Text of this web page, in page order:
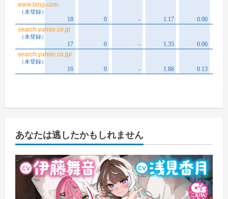
あなたは逃したかもしれません